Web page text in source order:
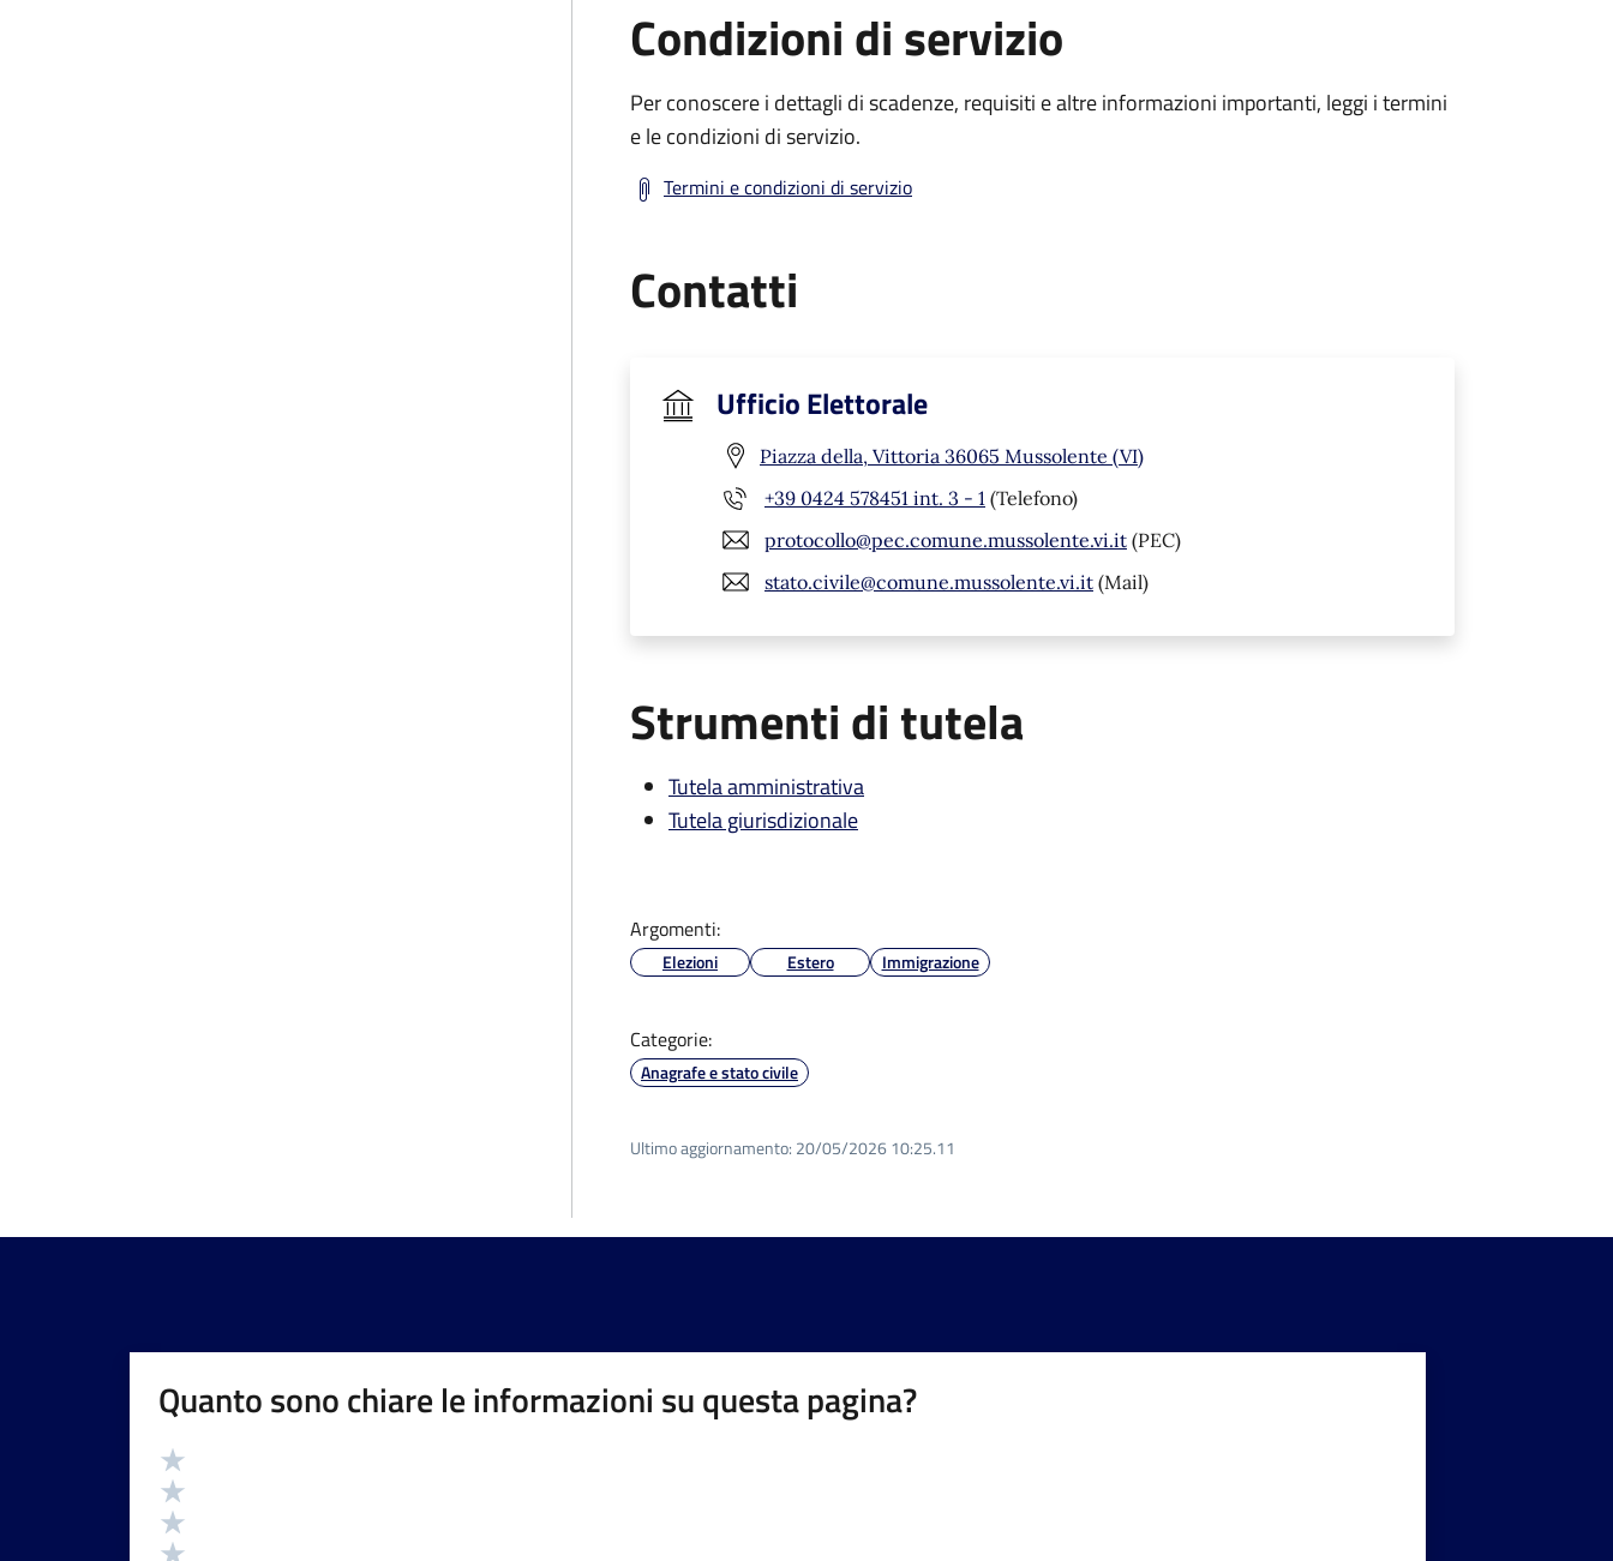
Condizioni di servizio
Per conoscere i dettagli di scadenze, requisiti e altre informazioni importanti, leggi i termini
e le condizioni di servizio.
Termini e condizioni di servizio
Contatti
Ufficio Elettorale
Piazza della, Vittoria 36065 Mussolente (VI)
+39 0424 578451 int. 3 - 1 (Telefono)
protocollo@pec.comune.mussolente.vi.it (PEC)
stato.civile@comune.mussolente.vi.it (Mail)
Strumenti di tutela
Tutela amministrativa
Tutela giurisdizionale
Argomenti:
Elezioni Estero Immigrazione
Categorie:
Anagrafe e stato civile
Ultimo aggiornamento: 20/05/2026 10:25.11
Quanto sono chiare le informazioni su questa pagina?
Valutazione